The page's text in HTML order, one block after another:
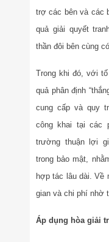
trợ các bên và các
quả giải quyết
thần đôi bên cùng
Trong khi đó, với
quả phân định
cung cấp và quy
công khai tại các
trường thuận lợi
trong bảo mật,
hợp tác lâu dài. Về
gian và chi phí nhờ
Áp dụng hòa giải